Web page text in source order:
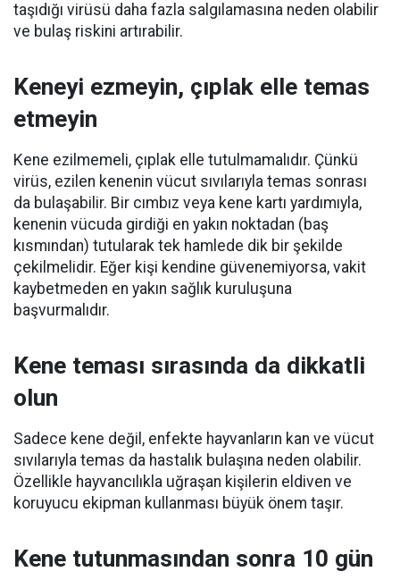
taşıdığı virüsü daha fazla salgılamasına neden olabilir
ve bulaş riskini artırabilir.
Keneyi ezmeyin, çıplak elle temas
etmeyin
Kene ezilmemeli, çıplak elle tutulmamalıdır. Çünkü
virüs, ezilen kenenin vücut sıvılarıyla temas sonrası
da bulaşabilir. Bir cımbız veya kene kartı yardımıyla,
kenenin vücuda girdiği en yakın noktadan (baş
kısmından) tutularak tek hamlede dik bir şekilde
çekilmelidir. Eğer kişi kendine güvenemiyorsa, vakit
kaybetmeden en yakın sağlık kuruluşuna
başvurmalıdır.
Kene teması sırasında da dikkatli
olun
Sadece kene değil, enfekte hayvanların kan ve vücut
sıvılarıyla temas da hastalık bulaşına neden olabilir.
Özellikle hayvancılıkla uğraşan kişilerin eldiven ve
koruyucu ekipman kullanması büyük önem taşır.
Kene tutunmasından sonra 10 gün